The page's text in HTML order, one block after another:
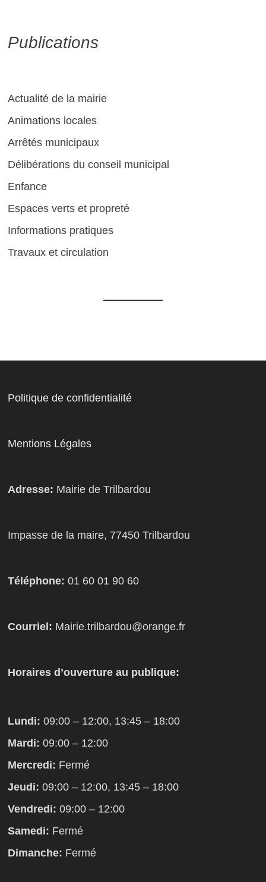
Publications
Actualité de la mairie
Animations locales
Arrêtés municipaux
Délibérations du conseil municipal
Enfance
Espaces verts et propreté
Informations pratiques
Travaux et circulation
Politique de confidentialité
Mentions Légales
Adresse: Mairie de Trilbardou
Impasse de la maire, 77450 Trilbardou
Téléphone: 01 60 01 90 60
Courriel: Mairie.trilbardou@orange.fr
Horaires d’ouverture au publique:
Lundi: 09:00 – 12:00, 13:45 – 18:00
Mardi: 09:00 – 12:00
Mercredi: Fermé
Jeudi: 09:00 – 12:00, 13:45 – 18:00
Vendredi: 09:00 – 12:00
Samedi: Fermé
Dimanche: Fermé